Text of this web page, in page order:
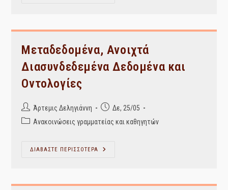
Μεταδεδομένα, Ανοιχτά
Διασυνδεδεμένα Δεδομένα και
Οντολογίες
Post
author:
Άρτεμις Δεληγιάννη
Post
published:
Δε, 25/05
PostΑνακοινώσεις γραμματείας και καθηγητών
ΔΙΑΒΑΣΤΕ ΠΕΡΙΣΣΟΤΕΡΑ
Μεταδεδομένα,
Οντολογίες